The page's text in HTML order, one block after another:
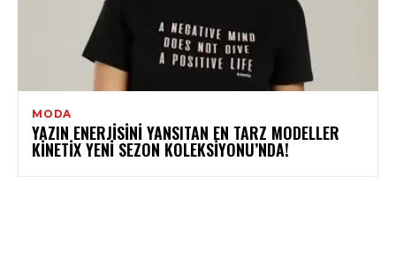
MODA
YAZIN ENERJISINI YANSITAN EN TARZ MODELLER
KINETIX YENI SEZON KOLEKSIYONU’NDA!